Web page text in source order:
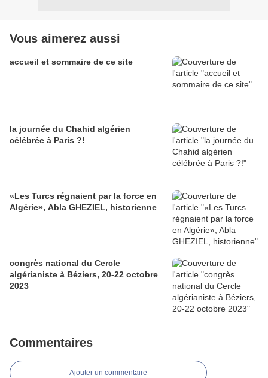
Vous aimerez aussi
accueil et sommaire de ce site
la journée du Chahid algérien
célébrée à Paris ?!
«Les Turcs régnaient par la force en
Algérie», Abla GHEZIEL, historienne
congrès national du Cercle
algérianiste à Béziers, 20-22 octobre
2023
Commentaires
Ajouter un commentaire